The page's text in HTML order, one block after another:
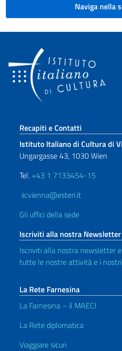
Naviga nella
Sezione footer
Recapiti e Contatti
Istituto Italiano di Cultura di
Ungargasse 43, 1030 Wien
Tel. +43 1 7133454-15
iicvienna@esteri.it
Gli uffici della sede
Iscriviti alla nostra Newsletter
Iscriviti alla nostra newsletter
tutte le nostre attività e i
La Rete Farnesina
La Farnesina – il MAECI
La Rete diplomatica
Viaggiare sicuri